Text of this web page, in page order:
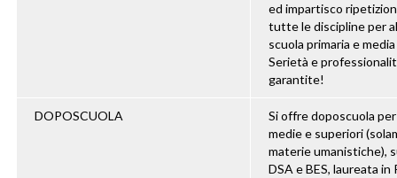
ed impartisco
tutte le discipline per
scuola primaria e
Serietà e
garantite!
DOPOSCUOLA
Si offre doposcuola
medie e superiori
materie umanistiche),
DSA e BES, laureata in